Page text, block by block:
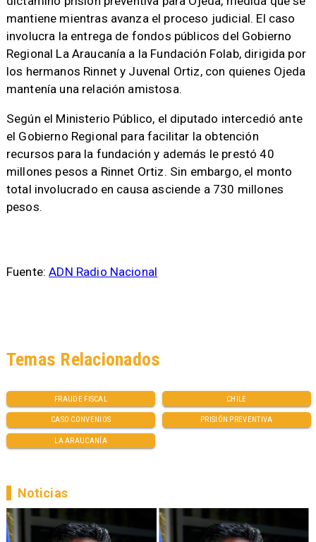
mantiene mientras avanza el proceso judicial. El caso
involucra la entrega de fondos públicos del Gobierno
Regional La Araucanía a la Fundación Folab, dirigida por
los hermanos Rinnet y Juvenal Ortiz, con quienes Ojeda
mantenía una relación amistosa.
Según el Ministerio Público, el diputado intercedió ante
el Gobierno Regional para facilitar la obtención
recursos para la fundación y además le prestó 40
millones pesos a Rinnet Ortiz. Sin embargo, el monto
total involucrado en causa asciende a 730 millones
pesos.
Fuente:ADN Radio Nacional
FRAUDE FISCAL CHILE
CASO CONVENIOS PRISIÓN PREVENTIVA
LA ARAUCANÍA
Temas Relacionados
Noticias